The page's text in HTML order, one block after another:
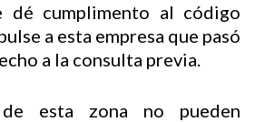
dé cumplimento al código
a esta empresa que pasó
a la consulta previa.
esta zona no pueden